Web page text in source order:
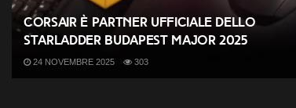
CORSAIR è partner ufficiale dello
StarLadder Budapest Major 2025
24 NOVEMBRE 2025 303